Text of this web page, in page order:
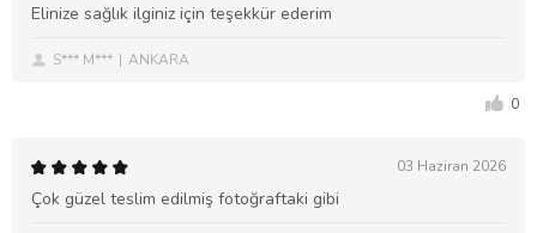
Elinize sağlık ilginiz için teşekkür ederim
S*** M*** ANKARA
0
03 Haziran 2026
Çok güzel teslim edilmiş fotoğraftaki gibi